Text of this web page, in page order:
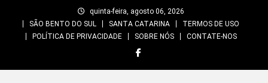
quinta-feira, agosto 06, 2026
SÃO BENTO DO SUL
SANTA CATARINA
TERMOS DE USO
POLÍTICA DE PRIVACIDADE
SOBRE NÓS CONTATE-NOS